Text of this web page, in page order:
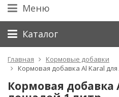
Меню
Каталог
Главная
Кормовые добавки
Кормовая добавка Al Karal
Кормовая добавка